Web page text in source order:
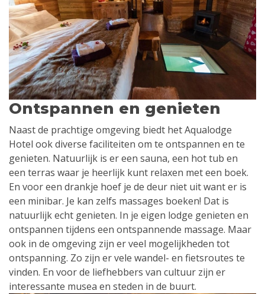
Ontspannen en genieten
Naast de prachtige omgeving biedt het Aqualodge
Hotel ook diverse faciliteiten om te ontspannen en te
genieten. Natuurlijk is er een sauna, een hot tub en
een terras waar je heerlijk kunt relaxen met een boek.
En voor een drankje hoef je de deur niet uit want er is
een minibar. Je kan zelfs massages boeken! Dat is
natuurlijk echt genieten. In je eigen lodge genieten en
ontspannen tijdens een ontspannende massage. Maar
ook in de omgeving zijn er veel mogelijkheden tot
ontspanning. Zo zijn er vele wandel- en fietsroutes te
vinden. En voor de liefhebbers van cultuur zijn er
interessante musea en steden in de buurt.